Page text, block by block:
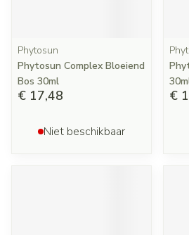
Phytosun
Phytosun Complex Bloeiend
Bos 30ml
€ 17,48
Niet beschikbaar
€